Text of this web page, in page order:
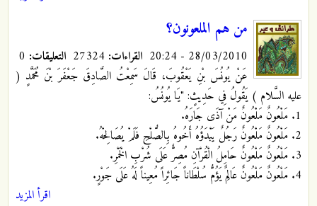
من هم الملعونون؟
28/03/2010 - 20:24 القراءات: التعليقات:
عَنْ يُونُسَ بْنِ يَعْقُوبَ، قَالَ سَمِعْتُ الصَّادِقَ جَعْفَرَ بْنَ مُحَمَّدٍ (
عليه السَّلام ) يَقُولُ فِي حَدِيثٍ: "يَا يُونُسُ:
1. مَلْعُونٌ مَلْعُونٌ مَنْ آذَى جَارَهُ.
2. مَلْعُونٌ مَلْعُونٌ رَجُلٌ يَبْدَؤُهُ أَخُوهُ بِالصُّلْحِ فَلَمْ يُصَالِحْهُ.
3. مَلْعُونٌ مَلْعُونٌ حَامِلُ الْقُرْآنِ مُصِرٌّ عَلَى شُرْبِ الْخَمْرِ.
4. مَلْعُونٌ مَلْعُونٌ عَالِمٌ يَؤُمُّ سُلْطَاناً جَائِراً مُعِيناً لَهُ عَلَى جَوْرٍ.
اقرأ المزيد